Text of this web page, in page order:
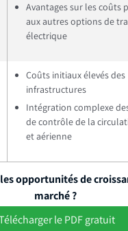
Avantages sur les coûts
aux autres options de
électrique
Coûts initiaux élevés des
infrastructures
Intégration complexe
de contrôle de la
et aérienne
opportunités de
marché ?
le PDF gratuit